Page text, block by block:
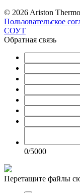
© 2026 Ariston
Пользовательское
СОУТ
Обратная связь
0/5000
Перетащите файлы